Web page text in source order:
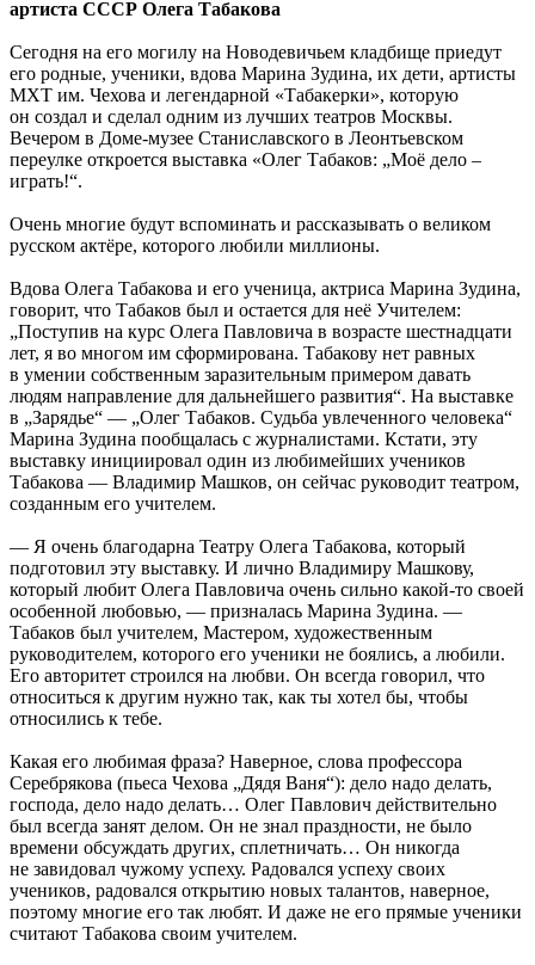
артиста СССР Олега Табакова
Сегодня на его могилу на Новодевичьем кладбище приедут
его родные, ученики, вдова Марина Зудина, их дети, артисты
МХТ им. Чехова и легендарной «Табакерки», которую
он создал и сделал одним из лучших театров Москвы.
Вечером в Доме-музее Станиславского в Леонтьевском
переулке откроется выставка «Олег Табаков: „Моё дело –
играть!“.
Очень многие будут вспоминать и рассказывать о великом
русском актёре, которого любили миллионы.
Вдова Олега Табакова и его ученица, актриса Марина Зудина,
говорит, что Табаков был и остается для неё Учителем:
„Поступив на курс Олега Павловича в возрасте шестнадцати
лет, я во многом им сформирована. Табакову нет равных
в умении собственным заразительным примером давать
людям направление для дальнейшего развития“. На выставке
в „Зарядье“ — „Олег Табаков. Судьба увлеченного человека“
Марина Зудина пообщалась с журналистами. Кстати, эту
выставку инициировал один из любимейших учеников
Табакова — Владимир Машков, он сейчас руководит театром,
созданным его учителем.
— Я очень благодарна Театру Олега Табакова, который
подготовил эту выставку. И лично Владимиру Машкову,
который любит Олега Павловича очень сильно какой-то своей
особенной любовью, — призналась Марина Зудина. —
Табаков был учителем, Мастером, художественным
руководителем, которого его ученики не боялись, а любили.
Его авторитет строился на любви. Он всегда говорил, что
относиться к другим нужно так, как ты хотел бы, чтобы
относились к тебе.
Какая его любимая фраза? Наверное, слова профессора
Серебрякова (пьеса Чехова „Дядя Ваня“): дело надо делать,
господа, дело надо делать… Олег Павлович действительно
был всегда занят делом. Он не знал праздности, не было
времени обсуждать других, сплетничать… Он никогда
не завидовал чужому успеху. Радовался успеху своих
учеников, радовался открытию новых талантов, наверное,
поэтому многие его так любят. И даже не его прямые ученики
считают Табакова своим учителем.